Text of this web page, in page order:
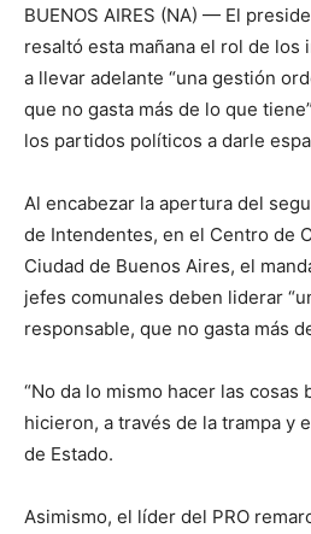
BUENOS AIRES (NA) — El
resaltó esta mañana el rol de los
a llevar adelante “una gestión
que no gasta más de lo que
los partidos políticos a darle
Al encabezar la apertura del
de Intendentes, en el Centro de
Ciudad de Buenos Aires, el
jefes comunales deben liderar
responsable, que no gasta más
“No da lo mismo hacer las cosas
hicieron, a través de la trampa y
de Estado.
Asimismo, el líder del PRO